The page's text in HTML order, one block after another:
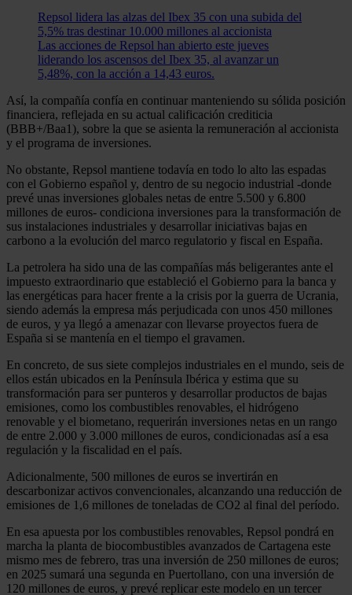
Repsol lidera las alzas del Ibex 35 con una subida del
5,5% tras destinar 10.000 millones al accionista
Las acciones de Repsol han abierto este jueves
liderando los ascensos del Ibex 35, al avanzar un
5,48%, con la acción a 14,43 euros.
Así, la compañía confía en continuar manteniendo su sólida posición
financiera, reflejada en su actual calificación crediticia
(BBB+/Baa1), sobre la que se asienta la remuneración al accionista
y el programa de inversiones.
No obstante, Repsol mantiene todavía en todo lo alto las espadas
con el Gobierno español y, dentro de su negocio industrial -donde
prevé unas inversiones globales netas de entre 5.500 y 6.800
millones de euros- condiciona inversiones para la transformación de
sus instalaciones industriales y desarrollar iniciativas bajas en
carbono a la evolución del marco regulatorio y fiscal en España.
La petrolera ha sido una de las compañías más beligerantes ante el
impuesto extraordinario que estableció el Gobierno para la banca y
las energéticas para hacer frente a la crisis por la guerra de Ucrania,
siendo además la empresa más perjudicada con unos 450 millones
de euros, y ya llegó a amenazar con llevarse proyectos fuera de
España si se mantenía en el tiempo el gravamen.
En concreto, de sus siete complejos industriales en el mundo, seis de
ellos están ubicados en la Península Ibérica y estima que su
transformación para ser punteros y desarrollar productos de bajas
emisiones, como los combustibles renovables, el hidrógeno
renovable y el biometano, requerirán inversiones netas en un rango
de entre 2.000 y 3.000 millones de euros, condicionadas así a esa
regulación y la fiscalidad en el país.
Adicionalmente, 500 millones de euros se invertirán en
descarbonizar activos convencionales, alcanzando una reducción de
emisiones de 1,6 millones de toneladas de CO2 al final del período.
En esa apuesta por los combustibles renovables, Repsol pondrá en
marcha la planta de biocombustibles avanzados de Cartagena este
mismo mes de febrero, tras una inversión de 250 millones de euros;
en 2025 sumará una segunda en Puertollano, con una inversión de
120 millones de euros, y prevé replicar este modelo en un tercer